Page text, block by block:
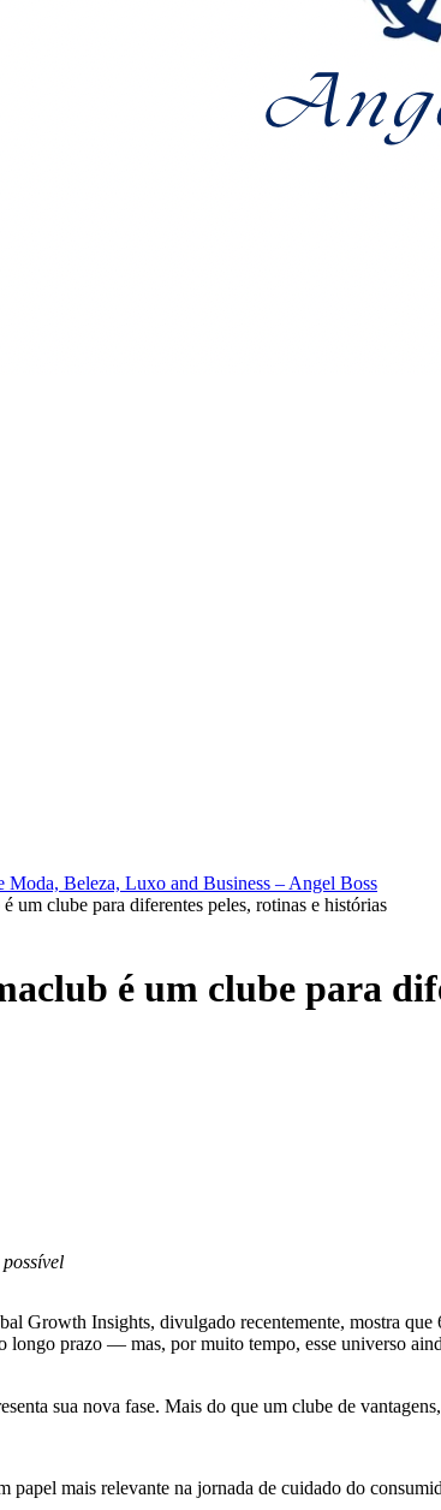
clube para diferentes peles, rotinas e histórias
é um clube para
Growth Insights, divulgado recentemente, mostra que
prazo — mas, por muito tempo, esse universo
sua nova fase. Mais do que um clube de
mais relevante na jornada de cuidado do